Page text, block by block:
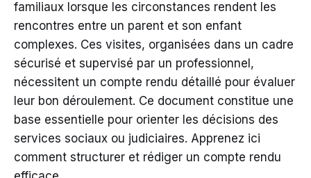
familiaux lorsque les circonstances rendent les
rencontres entre un parent et son enfant
complexes. Ces visites, organisées dans un cadre
sécurisé et supervisé par un professionnel,
nécessitent un compte rendu détaillé pour évaluer
leur bon déroulement. Ce document constitue une
base essentielle pour orienter les décisions des
services sociaux ou judiciaires. Apprenez ici
comment structurer et rédiger un compte rendu